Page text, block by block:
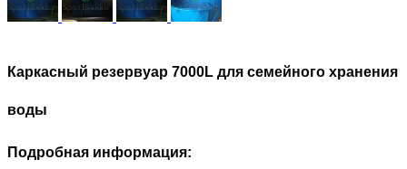
Каркасный резервуар 7000L для семейного хранения
воды
Подробная информация: